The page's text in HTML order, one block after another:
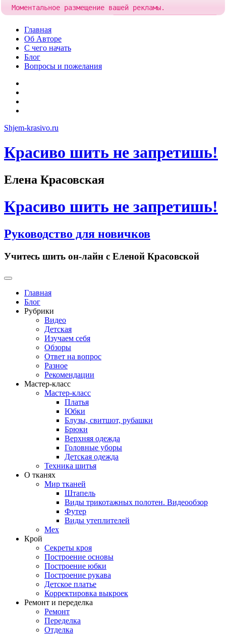
Skip
content
Главная
Об Авторе
С чего начать
Блог
Вопросы и пожелания
Shjem-krasivo.ru
Красиво шить не запретишь!
Елена Красовская
Красиво шить не запретишь!
Руководство для новичков
Учитесь шить он-лайн с Еленой Красовской
Primary
Главная
Блог
Рубрики
Видео
Детская
Изучаем себя
Обзоры
Ответ на вопрос
Разное
Рекомендации
Мастер-класс
Мастер-класс
Платья
Юбки
Блузы, свитшот, рубашки
Брюки
Верхняя одежда
Головные уборы
Детская одежда
Техника шитья
О тканях
Мир тканей
Штапель
Виды трикотажных полотен. Видеообзор
Футер
Виды утеплителей
Мех
Крой
Секреты кроя
Построение основы
Построение юбки
Построение рукава
Детское платье
Корректировка выкроек
Ремонт и переделка
Ремонт
Переделка
Отделка
Моментальное размещение вашей рекламы.